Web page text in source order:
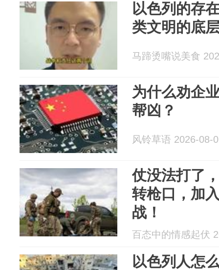
以色列的存
类文明的底
马蹄烫嘴说美食
为什么劝企
帮凶？
风铃草语 2026-08-
仗没法打了
转枪口，加
战！
百态中的情感起伏
以色列人怎